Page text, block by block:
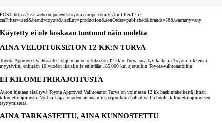
POST https://usc-webcomponents.toyota-europe.com/v1/car-filter/fi/fi?
carFilter=used&brand=toyota&uscEnv=production&sortOrder=published&brands=38&warranty=any
Käytetty ei ole koskaan tuntunut näin uudelta
AINA VELOITUKSETON 12 KK:N TURVA
Toyota Approved Vaihtoautot -ohjelman veloitukseton 12 kk:n Turva sisältyy kaikkiin Toyota-liikkeistä
myytäviin, enintään 10 vuoden ikäisiin ja enintään 185 000 km ajettuihin Toyota-vaihtoautoihin.
EI KILOMETRIRAJOITUSTA
Auton hintaan sisältyvä Toyota Approved Vaihtoautot Turva on voimassa 12 kk hankintahetkestä ilman
kilometrirajoitusta. Voit siis ajaa vuoden aikana niin paljon kuin haluat vailla huolta kilometrirajoituksen
täyttymisestä.
AINA TARKASTETTU, AINA KUNNOSTETTU